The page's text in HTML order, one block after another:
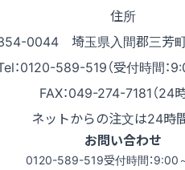
住所
0044 埼玉県入間郡三芳
：0120-589-519（受付時間：
FAX：049-274-7181（24時
ネットからの注文は24時
お問い合わせ
0120-589-519受付時間：9:00